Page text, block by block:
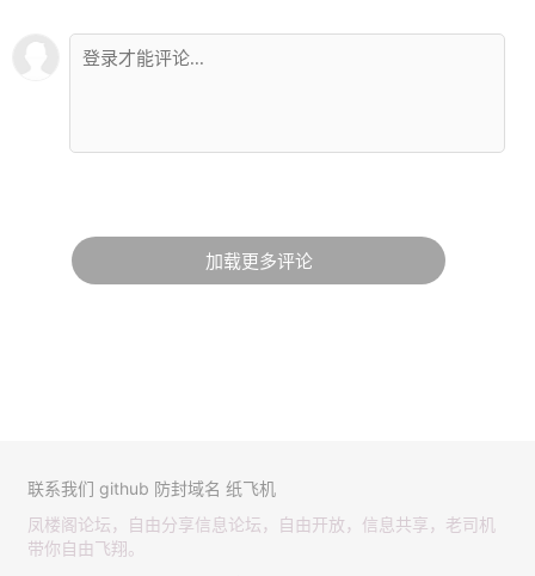
加载更多评论
联系我们 github 防封域名 纸飞机
凤楼阁论坛，自由分享信息论坛，自由开放，信息共享，老司机
带你自由飞翔。